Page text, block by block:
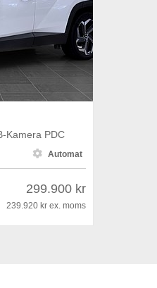
Kamera PDC
 Automat
299.900 kr
239.920 krex. moms